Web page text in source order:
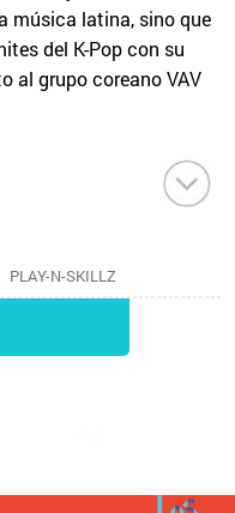
música latina, sino que
del K-Pop con su
al grupo coreano VAV
PLAY-N-SKILLZ